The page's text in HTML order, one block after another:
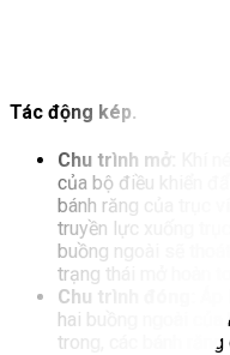
Tác động kép.
Chu trình mở:
Khí
của bộ điều khiển
bánh răng của trục
truyền lực xuống
buồng ngoài sẽ
trạng thái mở hoàn
Chu trình đóng:
hai buồng ngoài
trong, các bánh